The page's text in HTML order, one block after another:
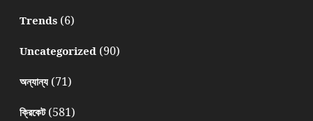
Trends(6)
Uncategorized(90)
অন্যান্য(71)
ক্রিকেট(581)